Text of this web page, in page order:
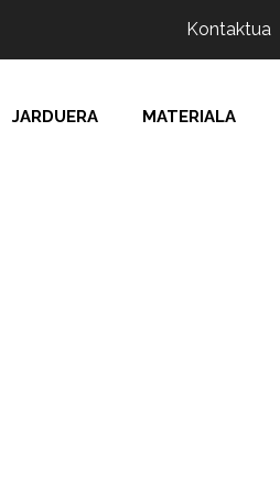
Kontaktua
JARDUERA MATERIALA